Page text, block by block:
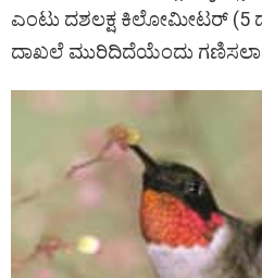
ಎಂಟು ದಶಲಕ್ಷ ಕಿಲೋಮೀಟರ್‌ (5
ದಾಖಲೆ ಮುರಿದಿದೆಯೆಂದು